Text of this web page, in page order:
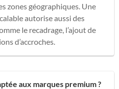
zones géographiques. Une
autorise aussi des
le recadrage, l’ajout de
d’accroches.
aux marques premium ?